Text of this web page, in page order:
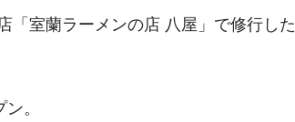
「室蘭ラーメンの店 八屋」で修行した
。